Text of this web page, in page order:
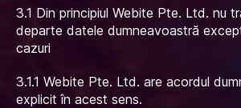
3.1 Din principiul Webite Pte. Ltd. nu
departe datele dumneavoastră
cazuri
3.1.1 Webite Pte. Ltd. are acordul
explicit în acest sens.